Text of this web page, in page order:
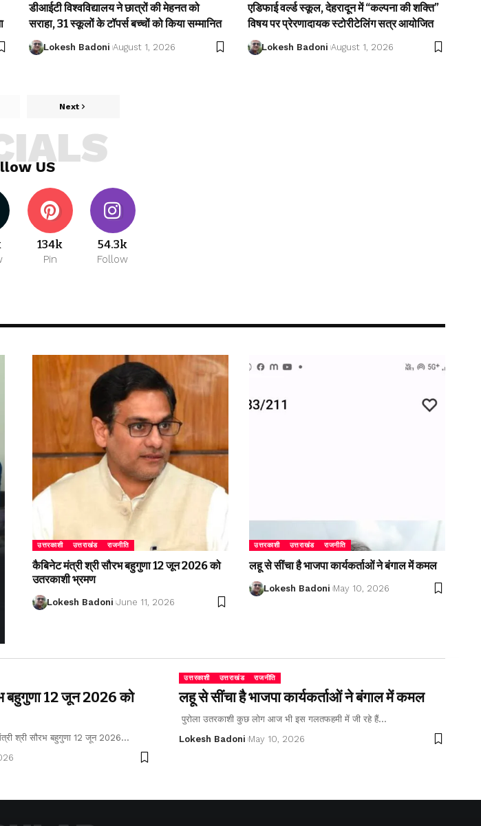
डीआईटी विश्वविद्यालय ने छात्रों की मेहनत को
सराहा, 31 स्कूलों के टॉपर्स बच्चों को किया सम्मानित
Lokesh Badoni August 1, 2026
एडिफाई वर्ल्ड स्कूल, देहरादून में “कल्पना की शक्ति”
विषय पर प्रेरणादायक स्टोरीटेलिंग सत्र आयोजित
Lokesh Badoni August 1, 2026
Next
US
134k
Pin
54.3k
Follow
उत्तरकाशी उत्तराखंड राजनीति
कैबिनेट मंत्री श्री सौरभ बहुगुणा 12 जून 2026 को
उतरकाशी भ्रमण
Lokesh Badoni June 11, 2026
उत्तरकाशी उत्तराखंड राजनीति
लहू से सींचा है भाजपा कार्यकर्ताओं ने बंगाल में कमल
Lokesh Badoni May 10, 2026
बहुगुणा 12 जून 2026 को
श्री सौरभ बहुगुणा 12 जून 2026…
उत्तरकाशी उत्तराखंड राजनीति
लहू से सींचा है भाजपा कार्यकर्ताओं ने बंगाल में कमल
पुरोला उतरकाशी कुछ लोग आज भी इस गलतफहमी में जी रहे हैं…
Lokesh Badoni May 10, 2026